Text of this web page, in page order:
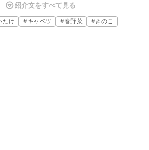
した。
ことで、さらに美味しくなります。ぜひお試
紹介文をすべて見る
たけ #キャベツ #春野菜 #きのこ